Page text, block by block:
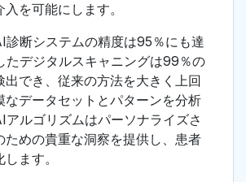
を可能にします。
診断システムの精度は95％にも達
たデジタルスキャニングは99％の
出でき、従来の方法を大きく上回
なデータセットとパターンを分析
ルゴリズムはパーソナライズさ
ための貴重な洞察を提供し、患者
ます。